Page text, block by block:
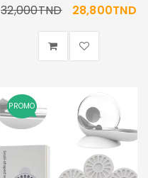
32,000TND 28,800TND
PROMO